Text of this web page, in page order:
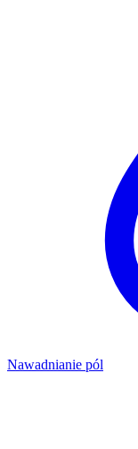
Nawadnianie pól